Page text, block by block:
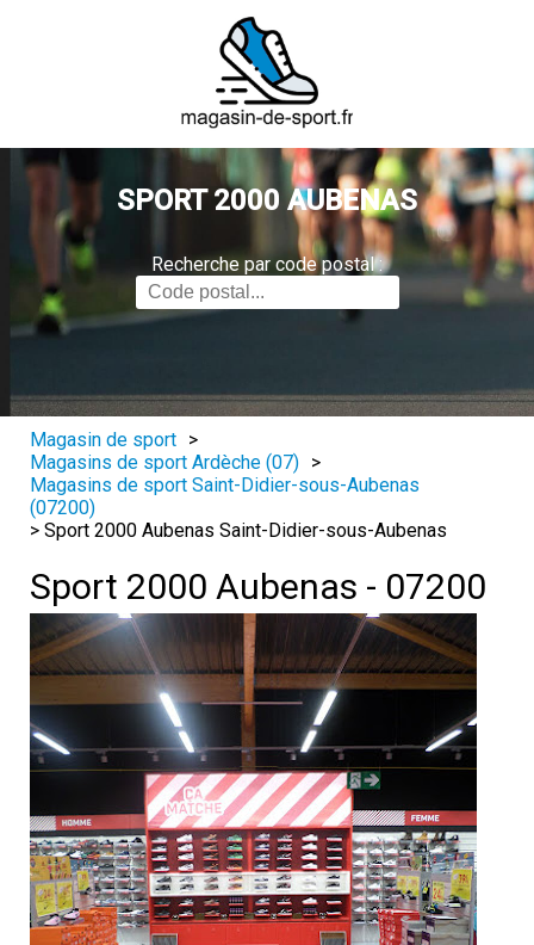
SPORT 2000 AUBENAS
Recherche par code postal :
Magasin de sport >
Magasins de sport Ardèche (07) >
Magasins de sport Saint-Didier-sous-Aubenas
(07200)
> Sport 2000 Aubenas Saint-Didier-sous-Aubenas
Sport 2000 Aubenas - 07200